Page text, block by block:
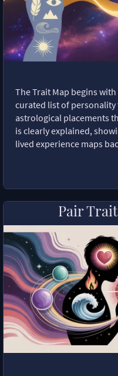
The Trait Map begins
curated list of
astrological placements
is clearly explained,
lived experience maps
Pair